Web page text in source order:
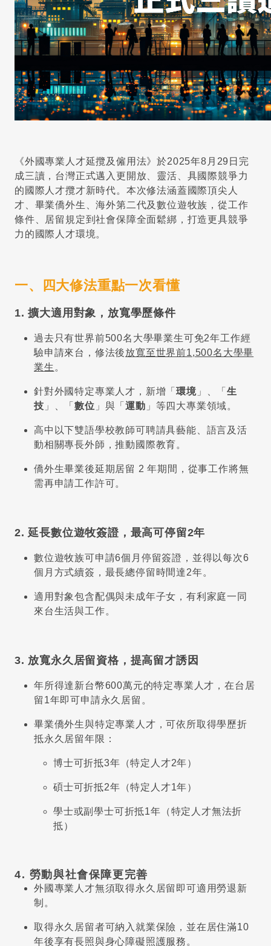
《外國專業人才延攬及僱用法》於2025年8月29日完
成三讀，台灣正式邁入更開放、靈活、具國際競爭力
的國際人才攬才新時代。本次修法涵蓋國際頂尖人
才、畢業僑外生、海外第二代及數位遊牧族，從工作
條件、居留規定到社會保障全面鬆綁，打造更具競爭
力的國際人才環境。
一、四大修法重點一次看懂
1. 擴大適用對象，放寬學歷條件
過去只有世界前500名大學畢業生可免2年工作經
驗申請來台，修法後放寬至世界前1,500名大學畢
業生 。
針對外國特定專業人才，新增「環境」、「生
技 」、「數位 」與「運動 」等四大專業領域。
高中以下雙語學校教師可聘請具藝能、語言及活
動相關專長外師，推動國際教育。
僑外生畢業後延期居留 2 年期間，從事工作將無
需再申請工作許可。
2. 延長數位遊牧簽證，最高可停留2年
數位遊牧族可申請6個月停留簽證，並得以每次6
個月方式續簽，最長總停留時間達2年。
適用對象包含配偶與未成年子女，有利家庭一同
來台生活與工作。
3. 放寬永久居留資格，提高留才誘因
年所得達新台幣600萬元的特定專業人才，在台居
留1年即可申請永久居留。
畢業僑外生與特定專業人才，可依所取得學歷折
抵永久居留年限：
博士可折抵3年（特定人才2年）
碩士可折抵2年（特定人才1年）
學士或副學士可折抵1年（特定人才無法折
抵）
4. 勞動與社會保障更完善
外國專業人才無須取得永久居留即可適用勞退新
制。
取得永久居留者可納入就業保險，並在居住滿10
年後享有長照與身心障礙照護服務。